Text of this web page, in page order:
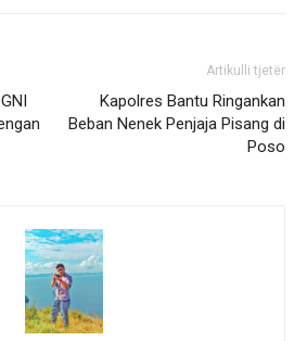
Artikulli tjetër
Kapolres Bantu Ringankan
Beban Nenek Penjaja Pisang di
Poso